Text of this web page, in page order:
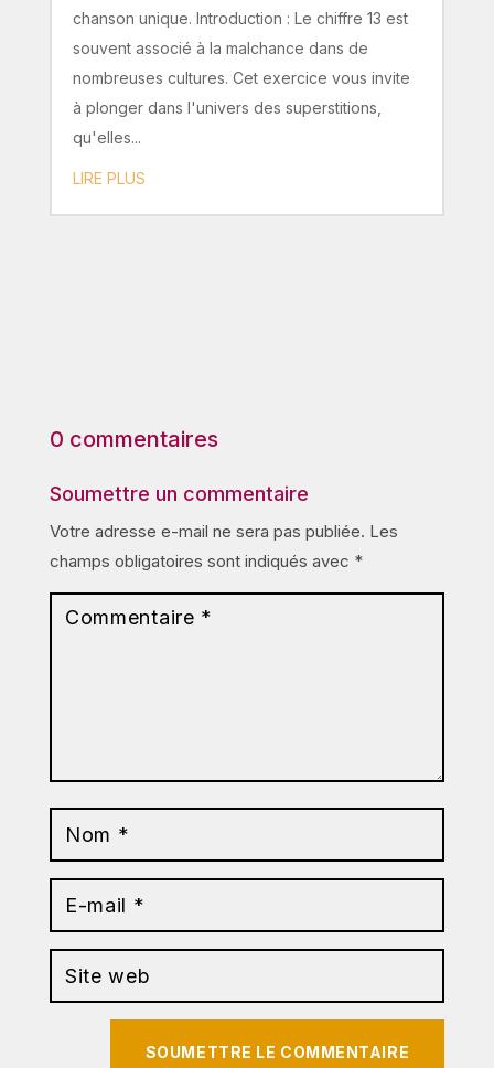
chanson unique. Introduction : Le chiffre 13 est
souvent associé à la malchance dans de
nombreuses cultures. Cet exercice vous invite
à plonger dans l'univers des superstitions,
qu'elles...
LIRE PLUS
0 commentaires
Soumettre un commentaire
Votre adresse e-mail ne sera pas publiée. Les
champs obligatoires sont indiqués avec *
SOUMETTRE LE COMMENTAIRE